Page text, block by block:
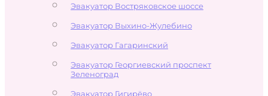
Эвакуатор Востряковское шоссе
Эвакуатор Выхино-Жулебино
Эвакуатор Гагаринский
Эвакуатор Георгиевский проспект
Зеленоград
Эвакуатор Гигирёво